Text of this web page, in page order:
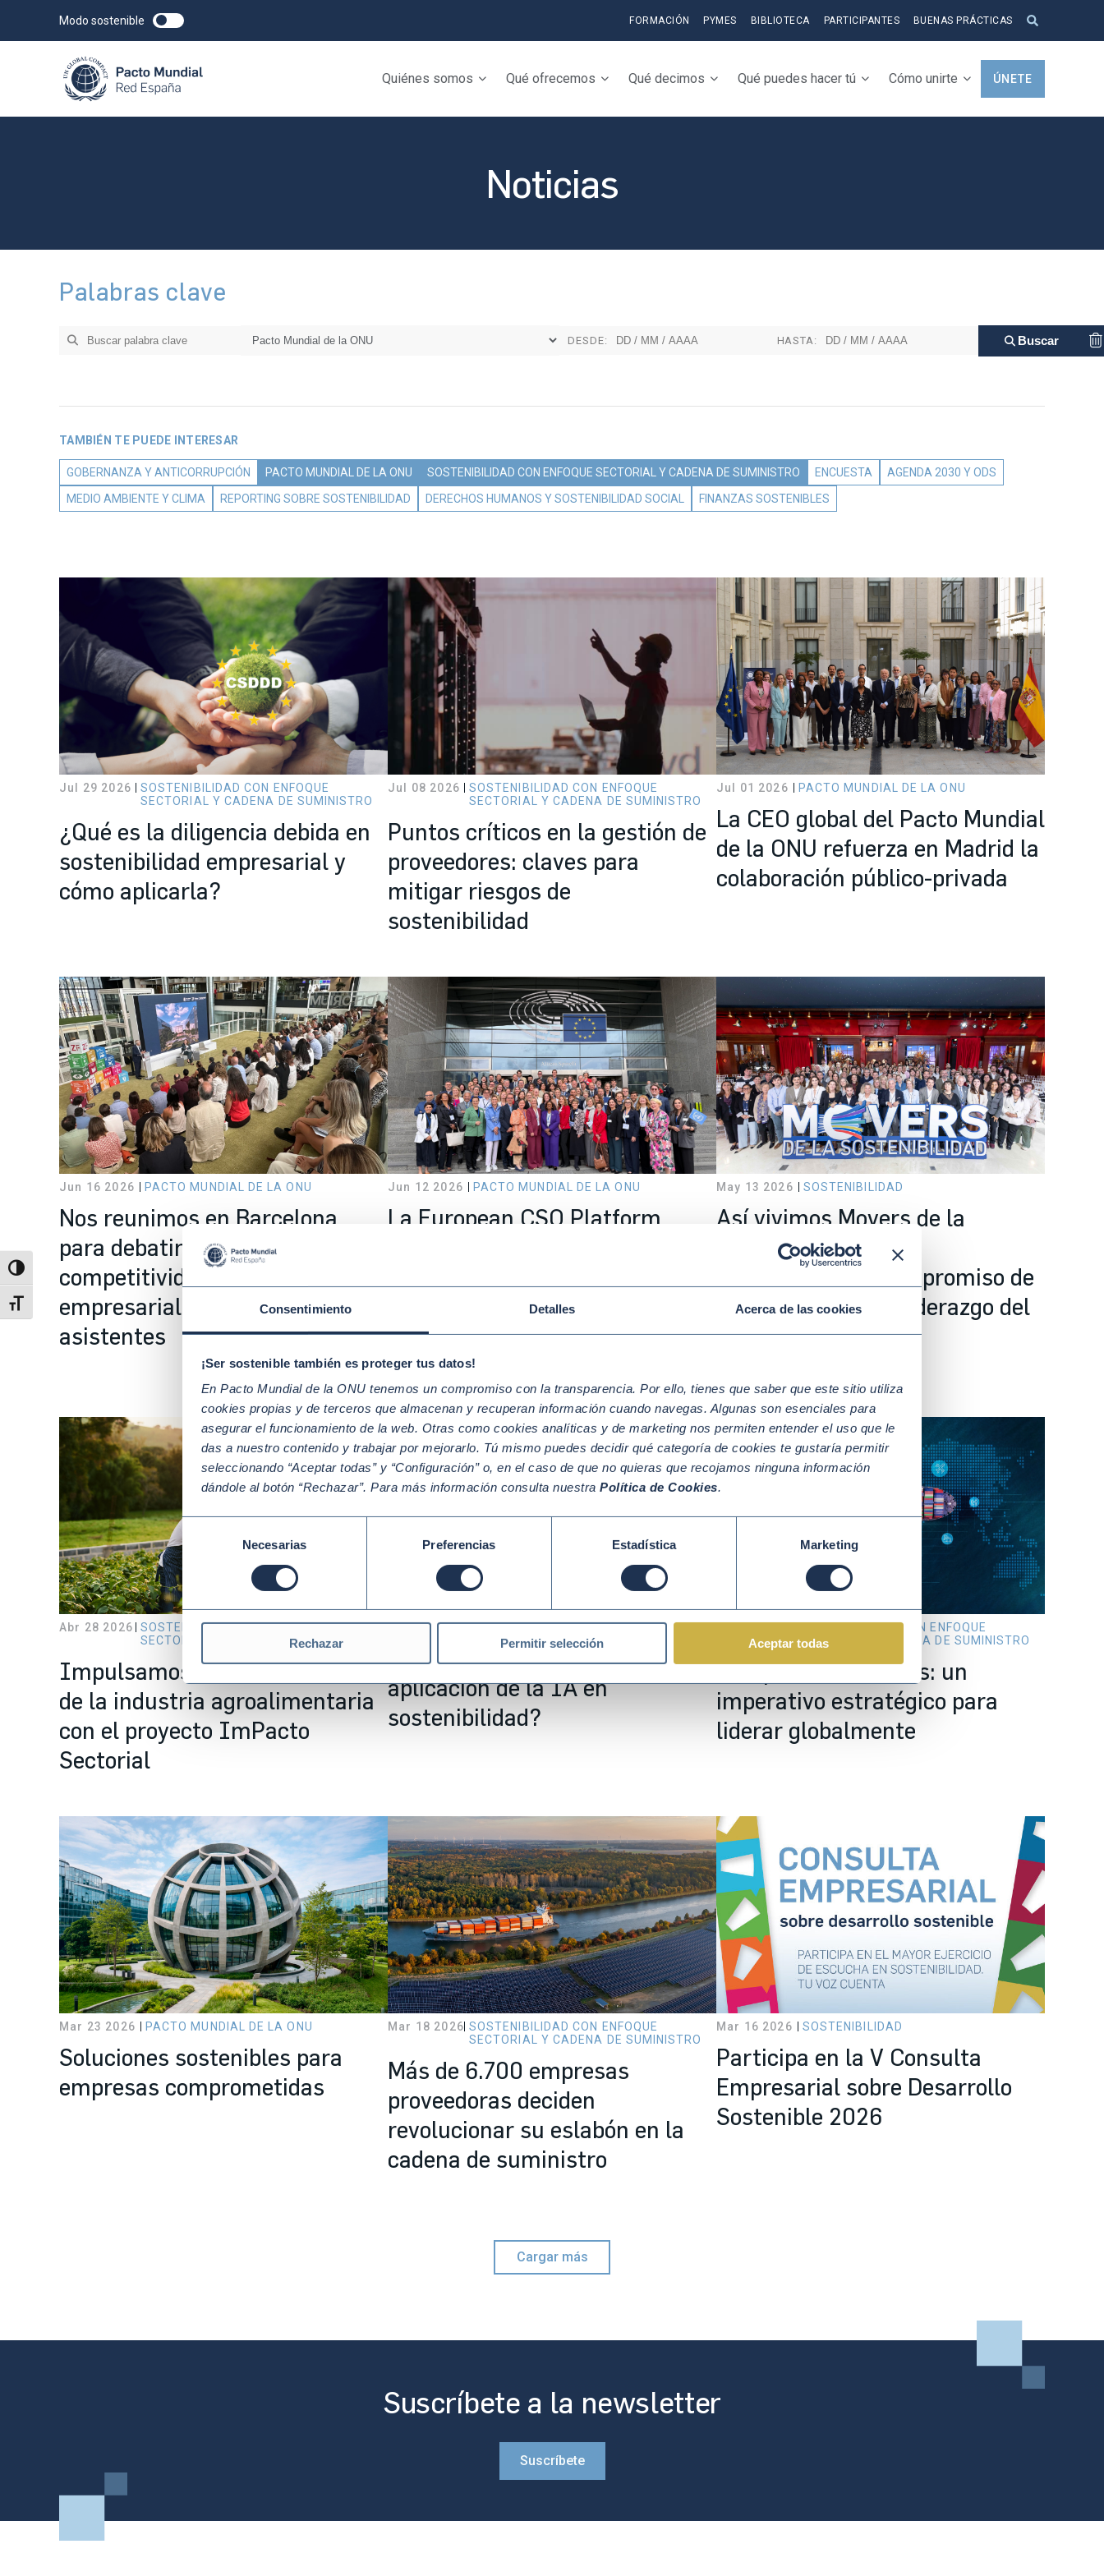
Consentimiento Detalles Acerca de las cookies
¡Ser sostenible también es proteger tus datos!
En Pacto Mundial de la ONU tenemos un compromiso con la transparencia. Por ello, tienes que saber que este sitio utiliza
cookies propias y de terceros que almacenan y recuperan información cuando navegas. Algunas son esenciales para
asegurar el funcionamiento de la web. Otras como cookies analíticas y de marketing nos permiten entender el uso que le
das a nuestro contenido y trabajar por mejorarlo. Tú mismo puedes decidir qué categoría de cookies te gustaría permitir
seleccionando “Aceptar todas” y “Configuración” o, en el caso de que no quieras que recojamos ninguna información
dándole al botón “Rechazar”. Para más información consulta nuestra Política de Cookies.
de
consentimiento
Necesarias Preferencias Estadística Marketing
Rechazar Permitir selección Aceptar todas
Alternar alto contraste
Alternar tamaño de letra
Modo sostenible FORMACIÓN PYMES BIBLIOTECA PARTICIPANTES BUENAS PRÁCTICAS
Quiénes somos Qué ofrecemos Qué decimos Qué puedes hacer tú Cómo unirte ÚNETE
Noticias
Palabras clave
DESDE: HASTA:
TAMBIÉN TE PUEDE INTERESAR
GOBERNANZA Y ANTICORRUPCIÓN PACTO MUNDIAL DE LA ONU SOSTENIBILIDAD CON ENFOQUE SECTORIAL Y CADENA DE SUMINISTRO ENCUESTA
AGENDA 2030 Y ODS
MEDIO AMBIENTE Y CLIMA
REPORTING SOBRE SOSTENIBILIDAD DERECHOS HUMANOS Y SOSTENIBILIDAD SOCIAL FINANZAS SOSTENIBLES
Jul 29 2026
SOSTENIBILIDAD CON ENFOQUE
SECTORIAL Y CADENA DE SUMINISTRO
¿Qué es la diligencia debida en
sostenibilidad empresarial y
cómo aplicarla?
Jul 08 2026
SOSTENIBILIDAD CON ENFOQUE
SECTORIAL Y CADENA DE SUMINISTRO
Puntos críticos en la gestión de
proveedores: claves para
mitigar riesgos de
sostenibilidad
Jul 01 2026 PACTO MUNDIAL DE LA ONU
La CEO global del Pacto Mundial
de la ONU refuerza en Madrid la
colaboración público-privada
Jun 16 2026 PACTO MUNDIAL DE LA ONU
Nos reunimos en Barcelona
para debatir sobre
competitividad y sostenibilidad
empresarial con casi 200
asistentes
Jun 12 2026 PACTO MUNDIAL DE LA ONU
La European CSO Platform
competitividad y resiliencia
europea
May 13 2026 SOSTENIBILIDAD
Así vivimos Movers de la
sostenibilidad 2026:
competitividad, compromiso de
la alta dirección y liderazgo del
futuro
Abr 28 2026
SOSTENIBILIDAD CON ENFOQUE
SECTORIAL Y CADENA DE SUMINISTRO
Impulsamos la transformación
de la industria agroalimentaria
con el proyecto ImPacto
Sectorial
Abr 06 2026 PACTO MUNDIAL DE LA ONU
¿Cómo lideran las empresas la
aplicación de la IA en
sostenibilidad?
Mar 25 2026 SOSTENIBILIDAD CON ENFOQUE
SECTORIAL Y CADENA DE SUMINISTRO
Compras sostenibles: un
imperativo estratégico para
liderar globalmente
Mar 23 2026 PACTO MUNDIAL DE LA ONU
Soluciones sostenibles para
empresas comprometidas
Mar 18 2026 SOSTENIBILIDAD CON ENFOQUE
SECTORIAL Y CADENA DE SUMINISTRO
Más de 6.700 empresas
proveedoras deciden
revolucionar su eslabón en la
cadena de suministro
Mar 16 2026 SOSTENIBILIDAD
Participa en la V Consulta
Empresarial sobre Desarrollo
Sostenible 2026
Cargar más
Suscríbete a la newsletter
Suscríbete